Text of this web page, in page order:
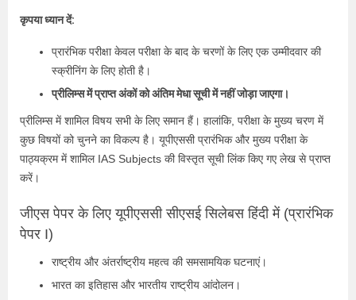
कृपया ध्यान दें:
प्रारंभिक परीक्षा केवल परीक्षा के बाद के चरणों के लिए एक उम्मीदवार की
स्क्रीनिंग के लिए होती है।
प्रीलिम्स में प्राप्त अंकों को अंतिम मेधा सूची में नहीं जोड़ा जाएगा।
प्रीलिम्स में शामिल विषय सभी के लिए समान हैं। हालांकि, परीक्षा के मुख्य चरण में
कुछ विषयों को चुनने का विकल्प है। यूपीएससी प्रारंभिक और मुख्य परीक्षा के
पाठ्यक्रम में शामिल IAS Subjects की विस्तृत सूची लिंक किए गए लेख से प्राप्त
करें।
जीएस पेपर के लिए यूपीएससी सीएसई सिलेबस हिंदी में (प्रारंभिक
पेपर I)
राष्ट्रीय और अंतर्राष्ट्रीय महत्व की समसामयिक घटनाएं।
भारत का इतिहास और भारतीय राष्ट्रीय आंदोलन।